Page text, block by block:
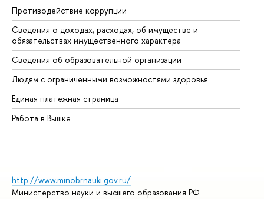
Противодействие коррупции
Сведения о доходах, расходах, об имуществе и
обязательствах имущественного характера
Сведения об образовательной организации
Людям с ограниченными возможностями здоровья
Единая платежная страница
Работа в Вышке
http://www.minobrnauki.gov.ru/
Министерство науки и высшего образования РФ